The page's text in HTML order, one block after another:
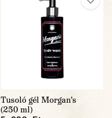
Tusoló gél Morgan's
(250 ml)